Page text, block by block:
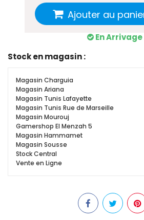
Ajouter au
En Arrivage
Stock en magasin :
Magasin Charguia
Magasin Ariana
Magasin Tunis Lafayette
Magasin Tunis Rue de Marseille
Magasin Mourouj
Gamershop El Menzah 5
Magasin Hammamet
Magasin Sousse
Stock Central
Vente en Ligne